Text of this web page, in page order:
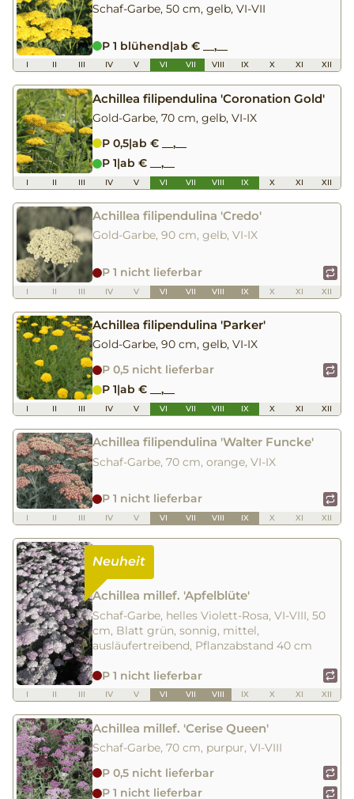
Schaf-Garbe, 50 cm, gelb, VI-VII
P 1 blühend|ab € __,__
I II III IV V VI VII VIII IX X XI XII
Achillea filipendulina 'Coronation Gold'
Gold-Garbe, 70 cm, gelb, VI-IX
P 0,5|ab € __,__
P 1|ab € __,__
I II III IV V VI VII VIII IX X XI XII
Achillea filipendulina 'Credo'
Gold-Garbe, 90 cm, gelb, VI-IX
P 1 nicht lieferbar
I II III IV V VI VII VIII IX X XI XII
Achillea filipendulina 'Parker'
Gold-Garbe, 90 cm, gelb, VI-IX
P 0,5 nicht lieferbar
P 1|ab € __,__
I II III IV V VI VII VIII IX X XI XII
Achillea filipendulina 'Walter Funcke'
Schaf-Garbe, 70 cm, orange, VI-IX
P 1 nicht lieferbar
I II III IV V VI VII VIII IX X XI XII
Achillea millef. 'Apfelblüte'
Schaf-Garbe, helles Violett-Rosa, VI-VIII, 50
cm, Blatt grün, sonnig, mittel,
ausläufertreibend, Pflanzabstand 40 cm
P 1 nicht lieferbar
I II III IV V VI VII VIII IX X XI XII
Achillea millef. 'Cerise Queen'
Schaf-Garbe, 70 cm, purpur, VI-VIII
P 0,5 nicht lieferbar
P 1 nicht lieferbar